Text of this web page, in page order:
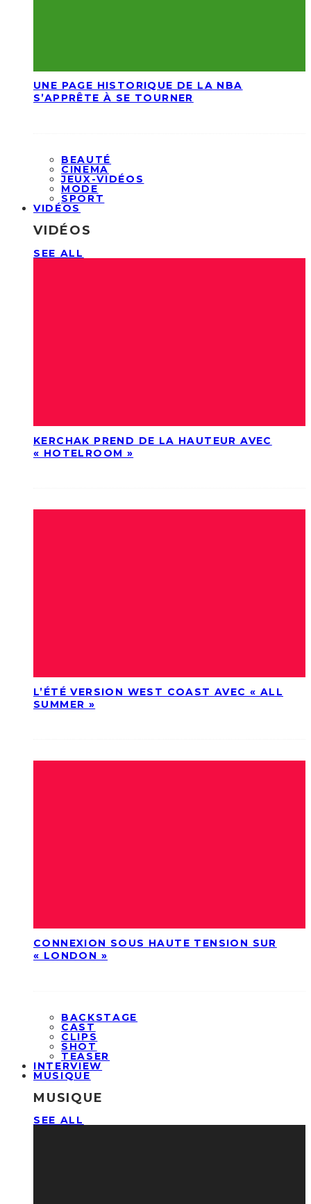
UNE PAGE HISTORIQUE DE LA NBA
S’APPRÊTE À SE TOURNER
BEAUTÉ
CINEMA
JEUX-VIDÉOS
MODE
SPORT
VIDÉOS
VIDÉOS
SEE ALL
KERCHAK PREND DE LA HAUTEUR AVEC
« HOTELROOM »
L’ÉTÉ VERSION WEST COAST AVEC « ALL
SUMMER »
CONNEXION SOUS HAUTE TENSION SUR
« LONDON »
BACKSTAGE
CAST
CLIPS
SHOT
TEASER
INTERVIEW
MUSIQUE
MUSIQUE
SEE ALL